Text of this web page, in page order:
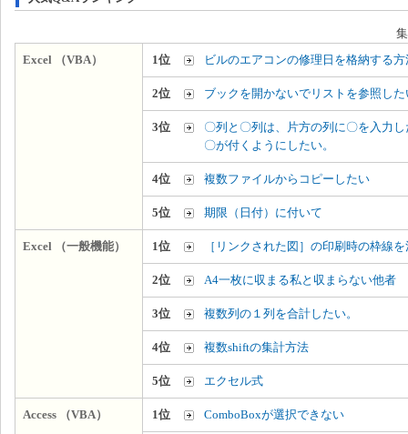
Excel （VBA）
1位 ビルのエアコンの修理日を格納する方
2位 ブックを開かないでリストを参照した
3位
〇列と〇列は、片方の列に〇を入力
〇が付くようにしたい。
4位 複数ファイルからコピーしたい
5位 期限（日付）に付いて
Excel （一般機能） 1位 ［リンクされた図］の印刷時の枠線
2位 A4一枚に収まる私と収まらない他者
3位 複数列の１列を合計したい。
4位 複数shiftの集計方法
5位 エクセル式
Access （VBA） 1位 ComboBoxが選択できない